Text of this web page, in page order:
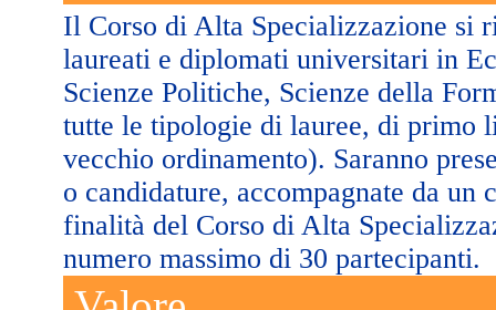
Il Corso di Alta Specializzazione si
laureati e diplomati universitari in
Scienze Politiche, Scienze della
tutte le tipologie di lauree, di primo
vecchio ordinamento). Saranno
o candidature, accompagnate da
finalità del Corso di Alta
numero massimo di 30 partecipanti.